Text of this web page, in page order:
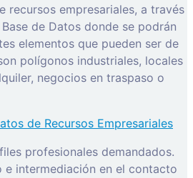
recursos empresariales, a través
de Datos donde se podrán
elementos que pueden ser de
polígonos industriales, locales
negocios en traspaso o
de Recursos Empresariales
profesionales demandados.
e intermediación en el contacto